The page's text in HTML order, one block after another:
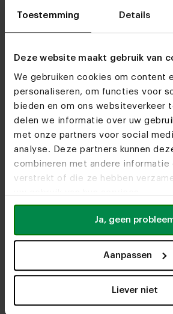
Toestemming Details
Deze website maakt gebruik van
We gebruiken cookies om content
personaliseren, om functies voor
bieden en om ons websiteverkeer
delen we informatie over uw
met onze partners voor social
analyse. Deze partners kunnen
combineren met andere informatie
verstrekt of die ze hebben
Ja, geen
Aanpassen
Liever niet
Configurator
samen in
3D